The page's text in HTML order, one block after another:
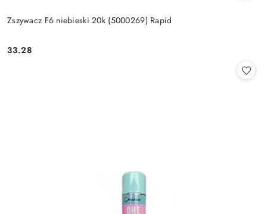
Zszywacz F6 niebieski 20k (5000269) Rapid
Cena:
33.28